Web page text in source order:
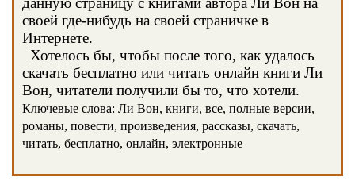
своей где-нибудь на своей страничке в
Интернете.
Хотелось бы, чтобы после того, как удалось
скачать бесплатно или читать онлайн книги Ли
Вон, читатели получили бы то, что хотели.
Ключевые слова: Ли Вон, книги, все, полные версии,
романы, повести, произведения, рассказы, скачать,
читать, бесплатно, онлайн, электронные